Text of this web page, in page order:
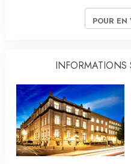
POUR EN
INFORMATIONS